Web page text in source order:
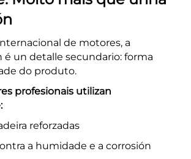
de motores, a
é un detalle secundario: forma
do produto.
profesionais utilizan
reforzadas
a humidade e a corrosión